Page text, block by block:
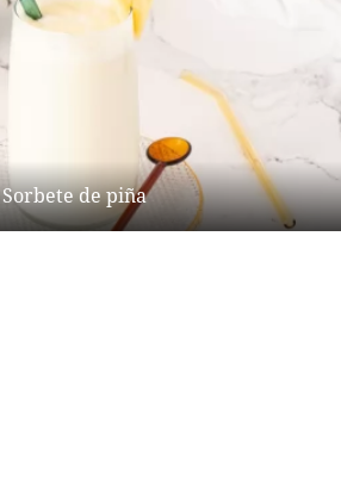
Sorbete de piña